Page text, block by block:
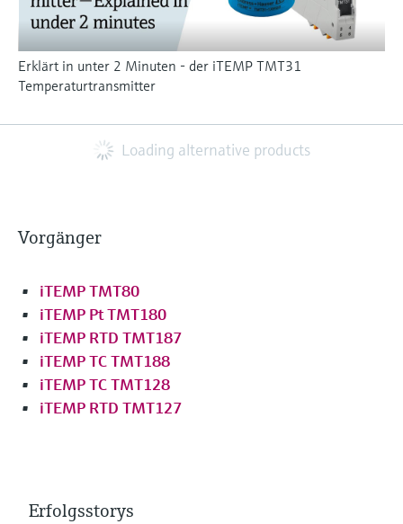
Erklärt in unter 2 Minuten - der iTEMP TMT31
Temperaturtransmitter
Loading alternative products
Vorgänger
iTEMP TMT80
iTEMP Pt TMT180
iTEMP RTD TMT187
iTEMP TC TMT188
iTEMP TC TMT128
iTEMP RTD TMT127
Erfolgsstorys